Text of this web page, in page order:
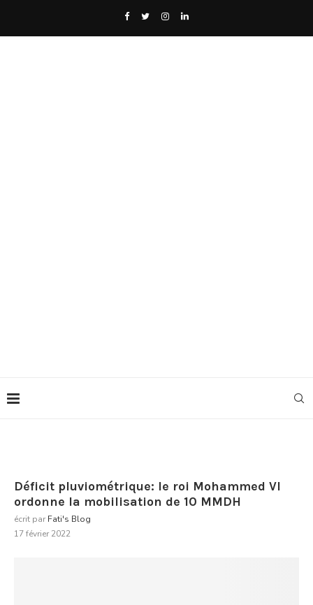
Déficit pluviométrique: le roi Mohammed VI
ordonne la mobilisation de 10 MMDH
écrit par Fati's Blog
17 février 2022